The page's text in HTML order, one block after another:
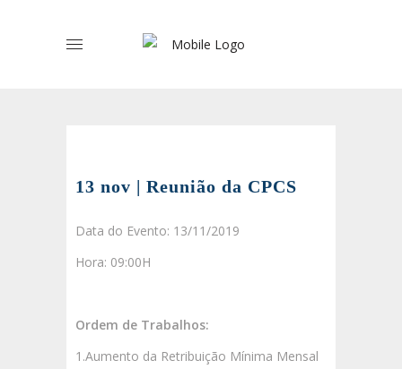
13 nov | Reunião da CPCS
Data do Evento: 13/11/2019
Hora: 09:00H
Ordem de Trabalhos:
1.Aumento da Retribuição Mínima Mensal